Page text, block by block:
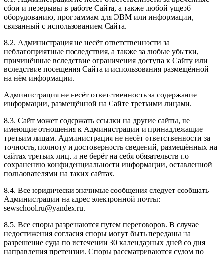
сбои и перерывы в работе Сайта, а также любой ущерб
оборудованию, программам для ЭВМ или информации,
связанный с использованием Сайта.
8.2. Администрация не несёт ответственности за
неблагоприятные последствия, а также за любые убытки,
причинённые вследствие ограничения доступа к Сайту или
вследствие посещения Сайта и использования размещённой
на нём информации.
Администрация не несёт ответственность за содержание
информации, размещённой на Сайте третьими лицами.
8.3. Сайт может содержать ссылки на другие сайты, не
имеющие отношения к Администрации и принадлежащие
третьим лицам. Администрация не несёт ответственности за
точность, полноту и достоверность сведений, размещённых на
сайтах третьих лиц, и не берёт на себя обязательств по
сохранению конфиденциальности информации, оставленной
пользователями на таких сайтах.
8.4. Все юридически значимые сообщения следует сообщать
Администрации на адрес электронной почты:
sewschool.ru@yandex.ru.
8.5. Все споры разрешаются путем переговоров. В случае
недостижения согласия споры могут быть переданы на
разрешение суда по истечении 30 календарных дней со дня
направления претензии. Споры рассматриваются судом по